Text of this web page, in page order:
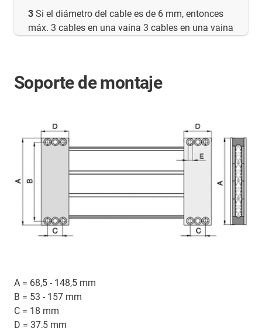
3 Si el diámetro del cable es de 6 mm, entonces
máx. 3 cables en una vaina 3 cables en una vaina
Soporte de montaje
A = 68,5 - 148,5 mm
B = 53 - 157 mm
C = 18 mm
D = 37,5 mm